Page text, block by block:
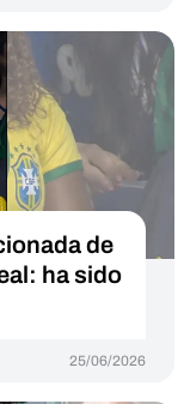
de
ha sido
25/06/2026